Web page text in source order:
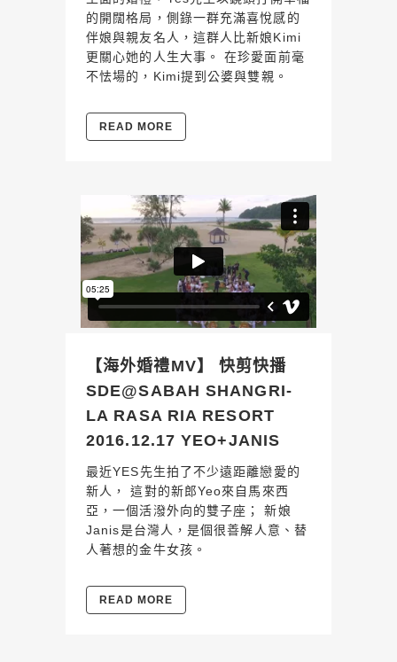
的開闊格局，側錄一群充滿喜悅感的
伴娘與親友名人，這群人比新娘Kimi
更關心她的人生大事。 在珍愛面前毫
不怯場的，Kimi提到公婆與雙親。
READ MORE
【海外婚禮MV】 快剪快播
SDE@SABAH SHANGRI-
LA RASA RIA RESORT
2016.12.17 YEO+JANIS
最近YES先生拍了不少遠距離戀愛的
新人， 這對的新郎Yeo來自馬來西
亞，一個活潑外向的雙子座； 新娘
Janis是台灣人，是個很善解人意、替
人著想的金牛女孩。
READ MORE